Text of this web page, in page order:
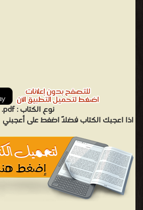
نوع الكتاب :pdf.
اذا اعجبك الكتاب فضلاً اضغط على أعجبني